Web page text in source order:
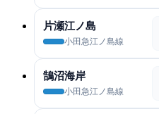
片瀬江ノ島
小田急江ノ島線
鵠沼海岸
小田急江ノ島線